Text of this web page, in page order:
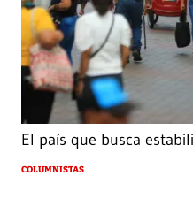
El país que busca
COLUMNISTAS